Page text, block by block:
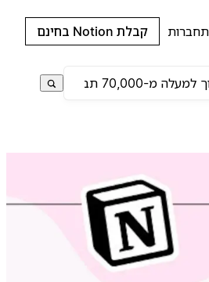
קבלת Notion בחינם